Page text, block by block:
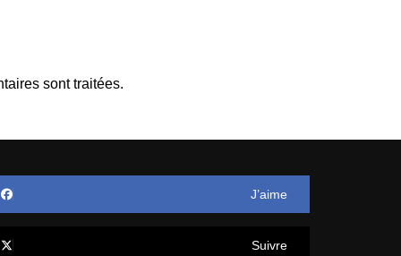
sont traitées.
J’aime
Suivre